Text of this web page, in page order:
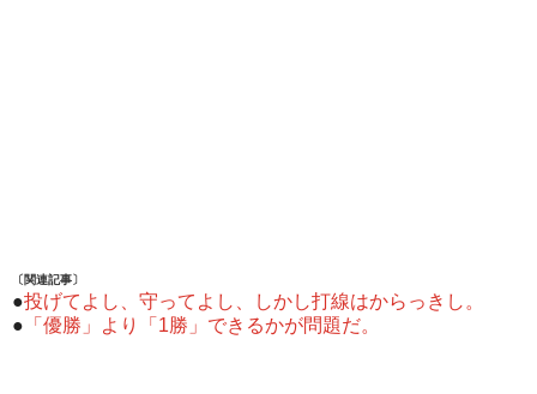
〔関連記事〕
●投げてよし、守ってよし、しかし打線はからっきし。
● 「優勝」より「1勝」できるかが問題だ。